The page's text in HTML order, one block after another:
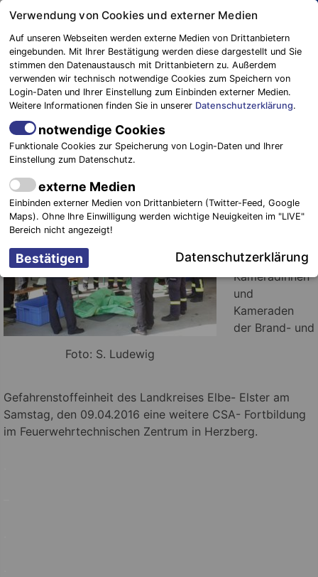
Springe
Inhalt
Blaulichtreport
Elbe-Elster
CSA Fortbildung in Herzberg/E. &
Brandismulationsanlage in Uebigau –
Wahrenbrück
15. April 2016 -Einsätze
Foto: S. Ludewig
Herzberg/E.
erwarteten die
Kameradinnen
und
Kameraden
der Brand- und
Gefahrenstoffeinheit des Landkreises Elbe- Elster am
Samstag, den 09.04.2016 eine weitere CSA- Fortbildung
im Feuerwehrtechnischen Zentrum in Herzberg.
Verwendung von Cookies und externer Medien
Auf unseren Webseiten werden externe Medien von Drittanbietern
eingebunden. Mit Ihrer Bestätigung werden diese dargestellt und Sie
stimmen den Datenaustausch mit Drittanbietern zu. Außerdem
verwenden wir technisch notwendige Cookies zum Speichern von
Login-Daten und Ihrer Einstellung zum Einbinden externer Medien.
Weitere Informationen finden Sie in unserer Datenschutzerklärung.
notwendige Cookies
Funktionale Cookies zur Speicherung von Login-Daten und Ihrer
Einstellung zum Datenschutz.
externe Medien
Einbinden externer Medien von Drittanbietern (Twitter-Feed, Google
Maps). Ohne Ihre Einwilligung werden wichtige Neuigkeiten im "LIVE"
Bereich nicht angezeigt!
Datenschutzerklärung